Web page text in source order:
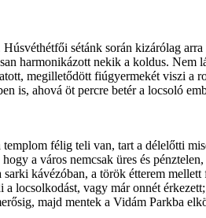
sétánk során kizárólag
harmonikázott nekik a koldus.
megilletődött fiúgyermekét viszi a
is, ahová öt percre betér a locsoló
templom félig teli van, tart a délelőtti
a város nemcsak üres és
sarki kávézóban, a török étterem
a locsolkodást, vagy már onnét
majd mentek a Vidám Parkba